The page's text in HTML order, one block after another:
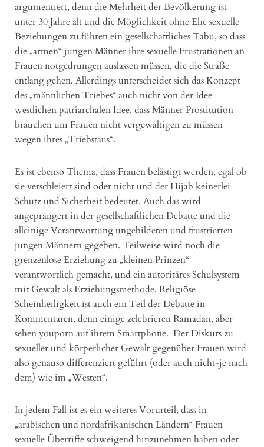
argumentiert, denn die Mehrheit der Bevölkerung ist
unter 30 Jahre alt und die Möglichkeit ohne Ehe sexuelle
Beziehungen zu führen ein gesellschaftliches Tabu, so dass
die „armen“ jungen Männer ihre sexuelle Frustrationen an
Frauen notgedrungen auslassen müssen, die die Straße
entlang gehen. Allerdings unterscheidet sich das Konzept
des „männlichen Triebes“ auch nicht von der Idee
westlichen patriarchalen Idee, dass Männer Prostitution
brauchen um Frauen nicht vergewaltigen zu müssen
wegen ihres „Triebstaus“.
Es ist ebenso Thema, dass Frauen belästigt werden, egal ob
sie verschleiert sind oder nicht und der Hijab keinerlei
Schutz und Sicherheit bedeutet. Auch das wird
angeprangert in der gesellschaftlichen Debatte und die
alleinige Verantwortung ungebildeten und frustrierten
jungen Männern gegeben. Teilweise wird noch die
grenzenlose Erziehung zu „kleinen Prinzen“
verantwortlich gemacht, und ein autoritäres Schulsystem
mit Gewalt als Erziehungsmethode. Religiöse
Scheinheiligkeit ist auch ein Teil der Debatte in
Kommentaren, denn einige zelebrieren Ramadan, aber
sehen youporn auf ihrem Smartphone. Der Diskurs zu
sexueller und körperlicher Gewalt gegenüber Frauen wird
also genauso differenziert geführt (oder auch nicht-je nach
dem) wie im „Westen“.
In jedem Fall ist es ein weiteres Vorurteil, dass in
„arabischen und nordafrikanischen Ländern“ Frauen
sexuelle Überriffe schweigend hinzunehmen haben oder